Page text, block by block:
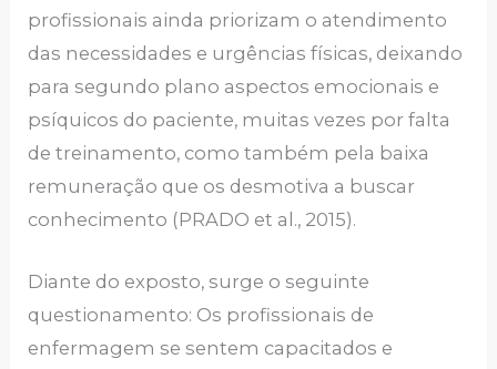
profissionais ainda priorizam o atendimento
das necessidades e urgências físicas, deixando
para segundo plano aspectos emocionais e
psíquicos do paciente, muitas vezes por falta
de treinamento, como também pela baixa
remuneração que os desmotiva a buscar
conhecimento (PRADO et al., 2015).
Diante do exposto, surge o seguinte
questionamento: Os profissionais de
enfermagem se sentem capacitados e